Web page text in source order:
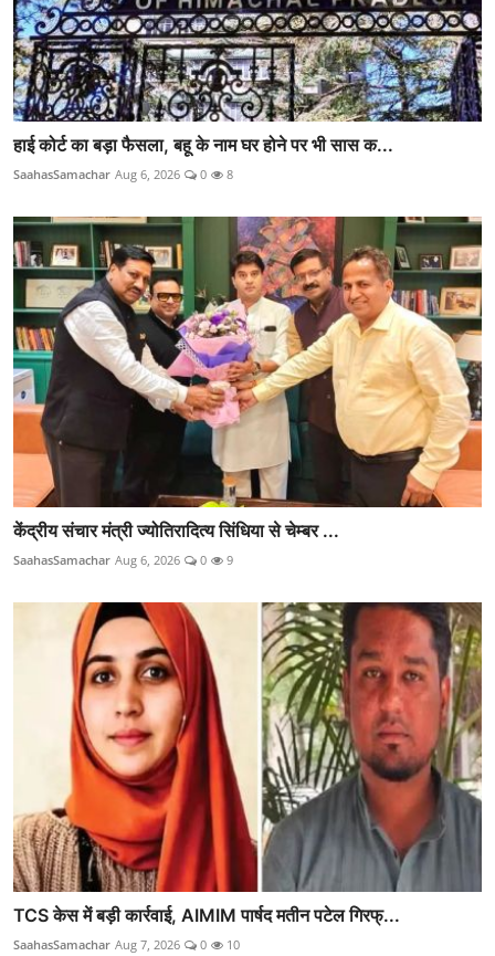
हाई कोर्ट का बड़ा फैसला, बहू के नाम घर होने पर भी सास क...
SaahasSamachar Aug 6, 2026 0 8
केंद्रीय संचार मंत्री ज्योतिरादित्य सिंधिया से चेम्बर ...
SaahasSamachar Aug 6, 2026 0 9
TCS केस में बड़ी कार्रवाई, AIMIM पार्षद मतीन पटेल गिरफ्...
SaahasSamachar Aug 7, 2026 0 10